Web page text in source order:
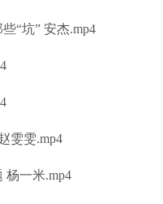
“坑” 安杰.mp4
雯雯.mp4
杨一米.mp4